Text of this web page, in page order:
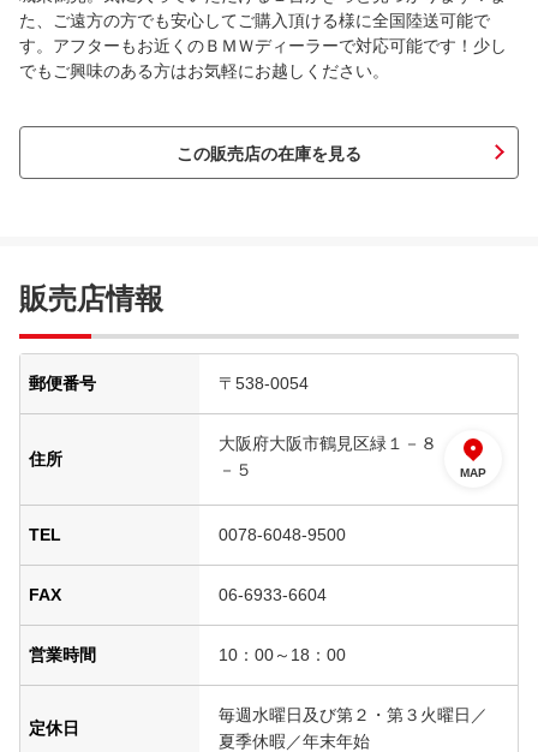
た、ご遠方の方でも安心してご購入頂ける様に全国陸送可能で
す。アフターもお近くのＢＭＷディーラーで対応可能です！少し
でもご興味のある方はお気軽にお越しください。
この販売店の在庫を見る
販売店情報
郵便番号 〒538-0054
住所
大阪府大阪市鶴見区緑１－８
－５
MAP
TEL 0078-6048-9500
FAX 06-6933-6604
営業時間 10：00～18：00
定休日
毎週水曜日及び第２・第３火曜日／
夏季休暇／年末年始